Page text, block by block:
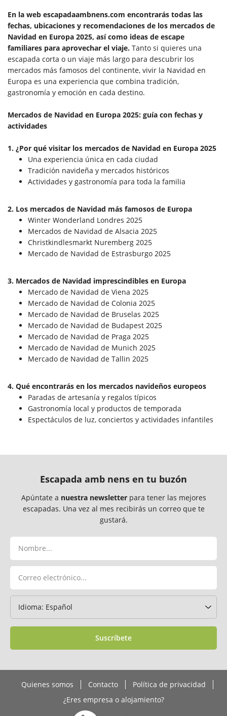
En la web escapadaambnens.com encontrarás todas las
fechas, ubicaciones y recomendaciones de los mercados de
Navidad en Europa 2025, así como ideas de escape
familiares para aprovechar el viaje. Tanto si quieres una
escapada corta o un viaje más largo para descubrir los
mercados más famosos del continente, vivir la Navidad en
Europa es una experiencia que combina tradición,
gastronomía y emoción en cada destino.
Mercados de Navidad en Europa 2025: guía con fechas y
actividades
1. ¿Por qué visitar los mercados de Navidad en Europa 2025
Una experiencia única en cada ciudad
Tradición navideña y mercados históricos
Actividades y gastronomía para toda la familia
2. Los mercados de Navidad más famosos de Europa
Winter Wonderland Londres 2025
Mercados de Navidad de Alsacia 2025
Christkindlesmarkt Nuremberg 2025
Mercado de Navidad de Estrasburgo 2025
3. Mercados de Navidad imprescindibles en Europa
Mercado de Navidad de Viena 2025
Mercado de Navidad de Colonia 2025
Mercado de Navidad de Bruselas 2025
Mercado de Navidad de Budapest 2025
Mercado de Navidad de Praga 2025
Mercado de Navidad de Munich 2025
Mercado de Navidad de Tallin 2025
4. Qué encontrarás en los mercados navideños europeos
Paradas de artesanía y regalos típicos
Gastronomía local y productos de temporada
Espectáculos de luz, conciertos y actividades infantiles
Escapada amb nens en tu buzón
Apúntate a nuestra newsletterpara tener las mejores
escapadas. Una vez al mes recibirás un correo que te
gustará.
Suscríbete
Quienes somos Contacto
Política de privacidad
¿Eres empresa o alojamiento?